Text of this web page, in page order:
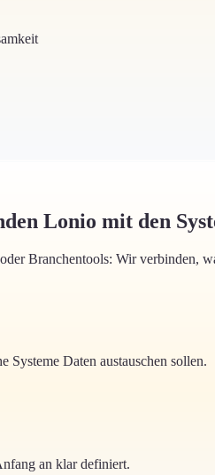
Lonio mit den
Branchentools: Wir verbinden,
Systeme Daten austauschen sollen.
an klar definiert.